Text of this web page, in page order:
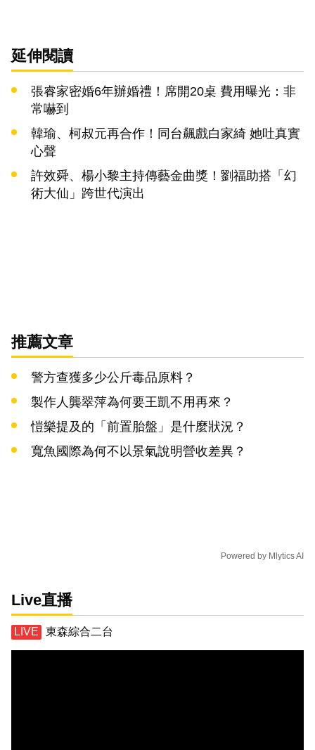
延伸閱讀
張睿家密婚6年辦婚禮！席開20桌 費用曝光：非
常嚇到
韓瑜、柯叔元再合作！同台飆戲白家綺 她吐真實
心聲
許效舜、楊小黎主持傳藝金曲獎！劉福助搭「幻
術大仙」跨世代演出
推薦文章
警方查獲多少公斤毒品原料？
製作人龔翠萍為何要王凱不用再來？
愷樂提及的「前置胎盤」是什麼狀況？
寬魚國際為何不以景氣說明營收差異？
Powered by Mlytics AI
Live直播
東森綜合二台